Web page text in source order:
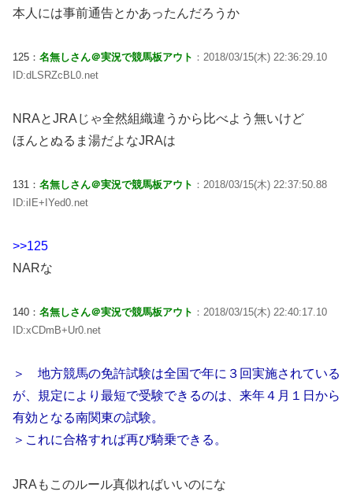
本人には事前通告とかあったんだろうか
125： 名無しさん＠実況で競馬板アウト ：2018/03/15(木) 22:36:29.10
ID:dLSRZcBL0.net
NRAとJRAじゃ全然組織違うから比べよう無いけど
ほんとぬるま湯だよなJRAは
131： 名無しさん＠実況で競馬板アウト ：2018/03/15(木) 22:37:50.88
ID:iIE+IYed0.net
>>125
NARな
140： 名無しさん＠実況で競馬板アウト ：2018/03/15(木) 22:40:17.10
ID:xCDmB+Ur0.net
＞ 地方競馬の免許試験は全国で年に３回実施されている
が、規定により最短で受験できるのは、来年４月１日から
有効となる南関東の試験。
＞これに合格すれば再び騎乗できる。
JRAもこのルール真似ればいいのにな